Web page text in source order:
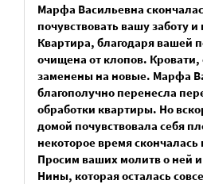
Марфа Васильевна
почувствовать вашу заботу
Квартира, благодаря вашей
очищена от клопов.
заменены на новые. Марфа
благополучно перенесла
обработки квартиры. Но
домой почувствовала себя
некоторое время
Просим ваших молитв о ней
Нины, которая осталась